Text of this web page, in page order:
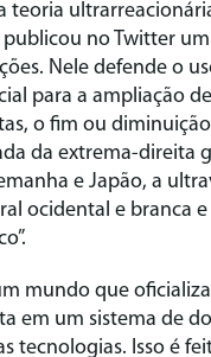
teoria
publicou no Twitter
Nele defende o
para a ampliação
o fim ou
da extrema-direita
e Japão, a
ocidental e branca
mundo que
em um sistema de
tecnologias. Isso é